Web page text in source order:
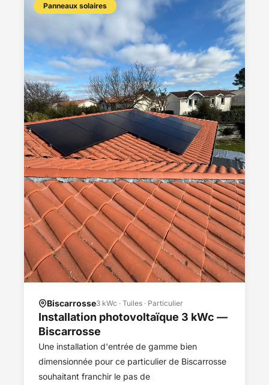
Panneaux solaires
Biscarrosse3 kWc · Tuiles · Particulier
Installation photovoltaïque 3 kWc —
Biscarrosse
Une installation d'entrée de gamme bien
dimensionnée pour ce particulier de Biscarrosse
souhaitant franchir le pas de